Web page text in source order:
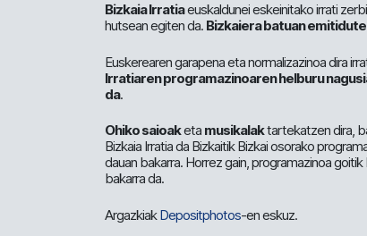
Bizkaia Irratiaeuskaldunei eskeinitako irrati
hutsean egiten da. Bizkaiera batuan
Euskerearen garapena eta normalizazinoa dira
Irratiaren programazinoaren helburu
da.
Ohiko saioaketa musikalaktartekatzen dira,
Bizkaia Irratia da Bizkaitik Bizkai osorako
dauan bakarra. Horrez gain, programazinoa
bakarra da.
ArgazkiakDepositphotos-en eskuz.